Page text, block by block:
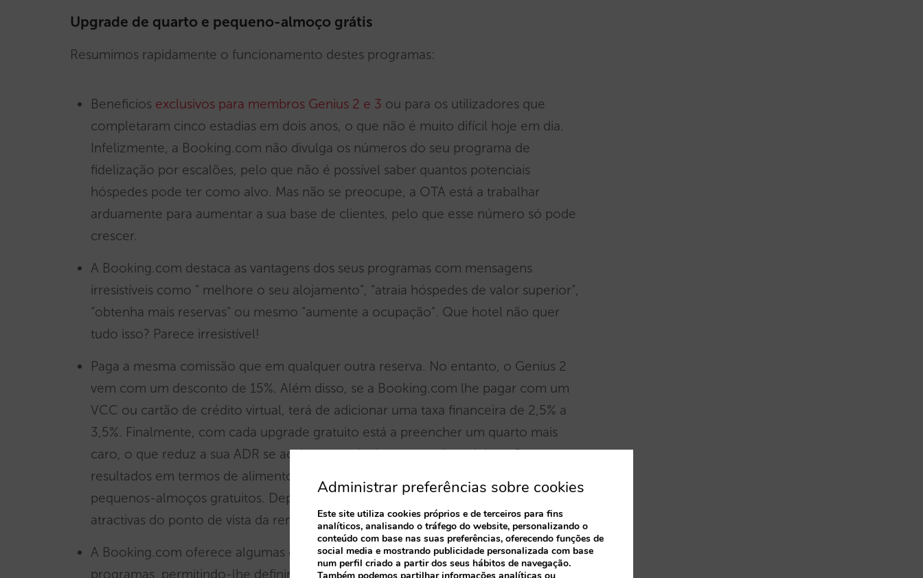
Upgrade de quarto e pequeno-almoço grátis
Resumimos rapidamente o funcionamento destes programas:
Beneficios exclusivos para membros Genius 2 e 3 ou para os utilizadores que
completaram cinco estadias em dois anos, o que não é muito difícil hoje em dia.
Infelizmente, a Booking.com não divulga os números do seu programa de
fidelização por escalões, pelo que não é possível saber quantos potenciais
hóspedes pode ter como alvo. Mas não se preocupe, a OTA está a trabalhar
arduamente para aumentar a sua base de clientes, pelo que esse número só pode
crescer.
A Booking.com destaca as vantagens dos seus programas com mensagens
irresistíveis como ” melhore o seu alojamento”, “atraia hóspedes de valor superior”,
“obtenha mais reservas” ou mesmo “aumente a ocupação”. Que hotel não quer
tudo isso? Parece irresistível!
Paga a mesma comissão que em qualquer outra reserva. No entanto, o Genius 2
vem com um desconto de 15%. Além disso, se a Booking.com lhe pagar com um
VCC ou cartão de crédito virtual, terá de adicionar uma taxa financeira de 2,5% a
3,5%. Finalmente, com cada upgrade gratuito está a preencher um quarto mais
caro, o que reduz a sua ADR se acabar por atingir a ocupação máxima. Os seus
resultados em termos de alimentos e bebidas (F&B) serão afectados por esses
pequenos-almoços gratuitos. Depois de tudo isto, será que estas reservas ainda são
atractivas do ponto de vista da rentabilidade?
A Booking.com oferece algumas opções para controlar o alcance destes
programas, permitindo-lhe definir o número de upgrades de quarto por dia e a
Administrar preferências sobre cookies
Este site utiliza cookies próprios e de terceiros para fins
analíticos, analisando o tráfego do website, personalizando o
conteúdo com base nas suas preferências, oferecendo funções de
social media e mostrando publicidade personalizada com base
num perfil criado a partir dos seus hábitos de navegação.
Também podemos partilhar informações analíticas ou